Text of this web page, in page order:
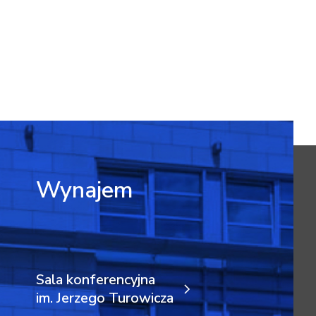
Wynajem
Sala konferencyjna
im. Jerzego Turowicza